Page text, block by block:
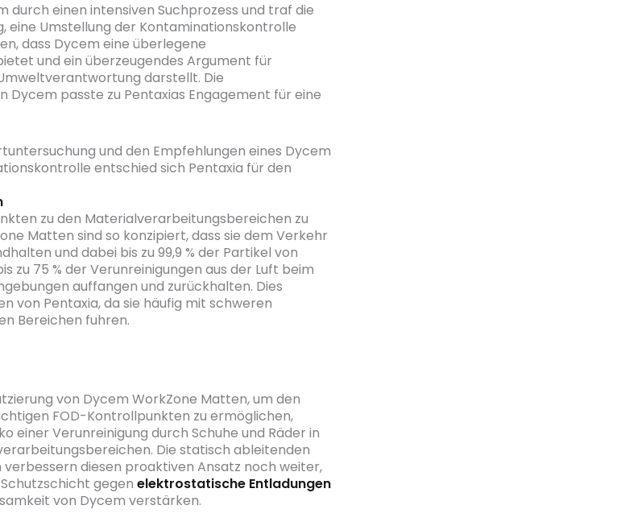
durch einen intensiven Suchprozess und traf die
eine Umstellung der Kontaminationskontrolle
dass Dycem eine überlegene
und ein überzeugendes Argument für
darstellt. Die
Dycem passte zu Pentaxias Engagement für eine
und den Empfehlungen eines Dycem
entschied sich Pentaxia für den
zu den Materialverarbeitungsbereichen zu
Matten sind so konzipiert, dass sie dem Verkehr
und dabei bis zu 99,9 % der Partikel von
zu 75 % der Verunreinigungen aus der Luft beim
auffangen und zurückhalten. Dies
von Pentaxia, da sie häufig mit schweren
Bereichen fuhren.
von Dycem WorkZone Matten, um den
FOD-Kontrollpunkten zu ermöglichen,
einer Verunreinigung durch Schuhe und Räder in
Die statisch ableitenden
diesen proaktiven Ansatz noch weiter,
gegen elektrostatische Entladungen
von Dycem verstärken.